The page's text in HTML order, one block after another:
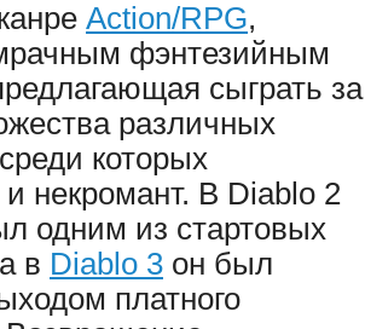
Action/RPG,
фэнтезийным
сыграть за
различных
которых
и некромант. В Diablo 2
одним из стартовых
в Diablo 3 он был
платного